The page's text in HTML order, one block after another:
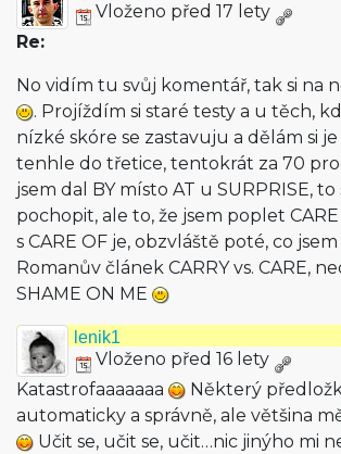
Vloženo před 17 lety
Re:
No vidím tu svůj komentář, tak si na
. Projíždím si staré testy a u těch,
nízké skóre se zastavuju a dělám si
tenhle do třetice, tentokrát za 70
jsem dal BY místo AT u SURPRISE, to
pochopit, ale to, že jsem poplet
s CARE OF je, obzvláště poté, co
Romanův článek CARRY vs. CARE,
SHAME ON ME
lenik1
Vloženo před 16 lety
Katastrofaaaaaaa
Některý
automaticky a správně, ale většina
Učit se, učit se, učit…nic jinýho mi